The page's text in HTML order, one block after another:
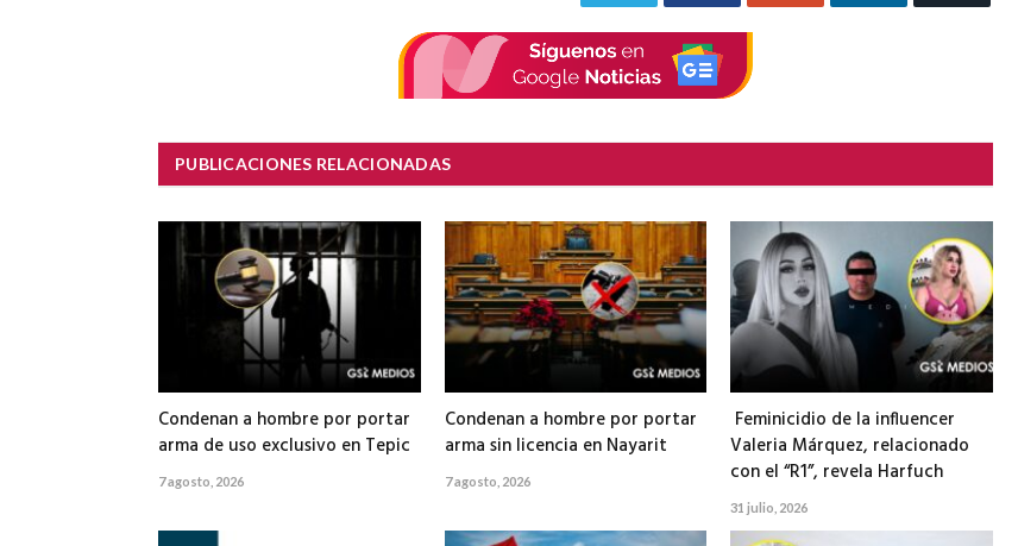
PUBLICACIONES RELACIONADAS
Condenan a hombre por portar
arma de uso exclusivo en Tepic
7 agosto, 2026
Condenan a hombre por portar
arma sin licencia en Nayarit
7 agosto, 2026
Feminicidio de la influencer
Valeria Márquez, relacionado
con el “R1”, revela Harfuch
31 julio, 2026